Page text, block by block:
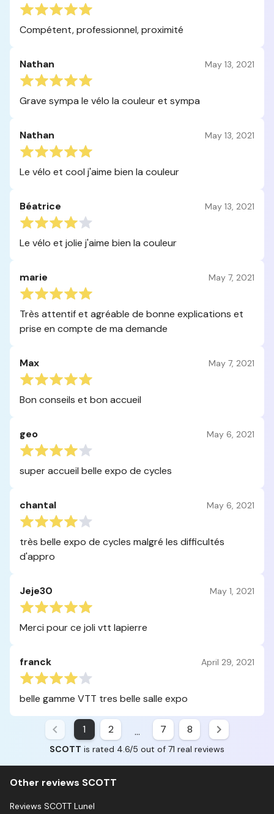
Compétent, professionnel, proximité
Nathan May 13, 2021
Grave sympa le vélo la couleur et sympa
Nathan May 13, 2021
Le vélo et cool j'aime bien la couleur
Béatrice May 13, 2021
Le vélo et jolie j'aime bien la couleur
marie May 7, 2021
Très attentif et agréable de bonne explications et
prise en compte de ma demande
Max May 7, 2021
Bon conseils et bon accueil
geo May 6, 2021
super accueil belle expo de cycles
chantal May 6, 2021
très belle expo de cycles malgré les difficultés
d'appro
Jeje30 May 1, 2021
Merci pour ce joli vtt lapierre
franck April 29, 2021
belle gamme VTT tres belle salle expo
1 2 ... 7 8
SCOTT is rated 4.6/5 out of 71 real reviews
Other reviews SCOTT
Reviews SCOTT Lunel